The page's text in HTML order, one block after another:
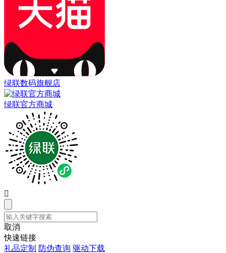
绿联数码旗舰店
绿联官方商城

取消
快速链接
礼品定制 防伪查询 驱动下载